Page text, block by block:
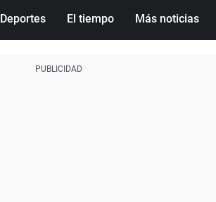
Deportes El tiempo Más noticias